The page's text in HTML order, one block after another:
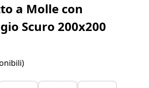
a Molle con
Scuro 200x200